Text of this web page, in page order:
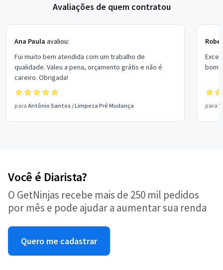
Avaliações de quem contratou
Ana Paula avaliou:
Fui muito bem atendida com um trabalho de
qualidade. Valeu a pena, orçamento grátis e não é
careiro. Obrigada!
para Antônio Santos /Limpeza Pré Mudança
bom
para
Você é Diarista?
O GetNinjas recebe mais de 250 mil pedidos
por mês e pode ajudar a aumentar sua renda
Quero me cadastrar